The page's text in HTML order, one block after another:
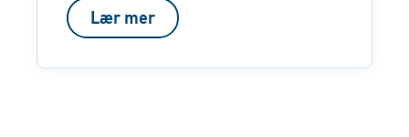
Lær mer